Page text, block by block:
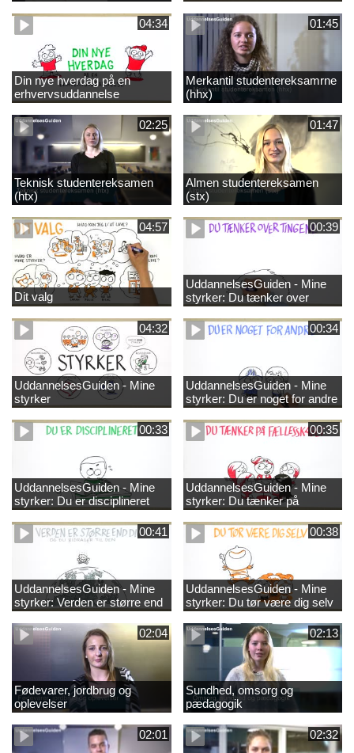
04:34
Din nye hverdag på en
erhvervsuddannelse
01:45
Merkantil studentereksamrne
(hhx)
02:25
Teknisk studentereksamen
(htx)
01:47
Almen studentereksamen
(stx)
04:57
Dit valg
00:39
UddannelsesGuiden - Mine
styrker: Du tænker over
tingene
04:32
UddannelsesGuiden - Mine
styrker
00:34
UddannelsesGuiden - Mine
styrker: Du er noget for andre
00:33
UddannelsesGuiden - Mine
styrker: Du er disciplineret
00:35
UddannelsesGuiden - Mine
styrker: Du tænker på
fællesskabet
00:41
UddannelsesGuiden - Mine
styrker: Verden er større end
dig og du bidrager til den
00:38
UddannelsesGuiden - Mine
styrker: Du tør være dig selv
02:04
Fødevarer, jordbrug og
oplevelser
02:13
Sundhed, omsorg og
pædagogik
02:01 02:32